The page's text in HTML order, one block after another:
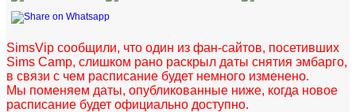
SimsVip сообщили, что один из фан-сайтов, посетивших
Sims Camp, слишком рано раскрыл даты снятия эмбарго,
в связи с чем расписание будет немного изменено.
Мы поменяем даты, опубликованные ниже, когда новое
расписание будет официально доступно.